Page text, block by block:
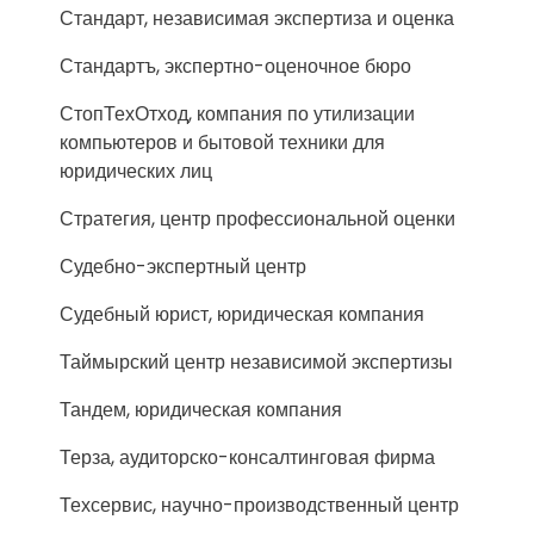
Стандарт, независимая экспертиза и оценка
Стандартъ, экспертно-оценочное бюро
СтопТехОтход, компания по утилизации
компьютеров и бытовой техники для
юридических лиц
Стратегия, центр профессиональной оценки
Судебно-экспертный центр
Судебный юрист, юридическая компания
Таймырский центр независимой экспертизы
Тандем, юридическая компания
Терза, аудиторско-консалтинговая фирма
Техсервис, научно-производственный центр